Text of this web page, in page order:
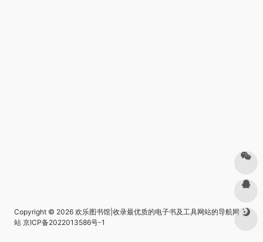
Copyright © 2026 欢乐图书馆|收录最优质的电子书及工具网站的导航网
站 京ICP备2022013586号-1